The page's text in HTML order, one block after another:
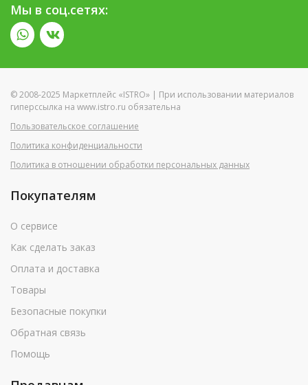
Мы в соц.сетях:
© 2008-2025 Маркетплейс «ISTRO» | При использовании материалов
гиперссылка на www.istro.ru обязательна
Пользовательское соглашение
Политика конфиденциальности
Политика в отношении обработки персональных данных
Покупателям
О сервисе
Как сделать заказ
Оплата и доставка
Товары
Безопасные покупки
Обратная связь
Помощь